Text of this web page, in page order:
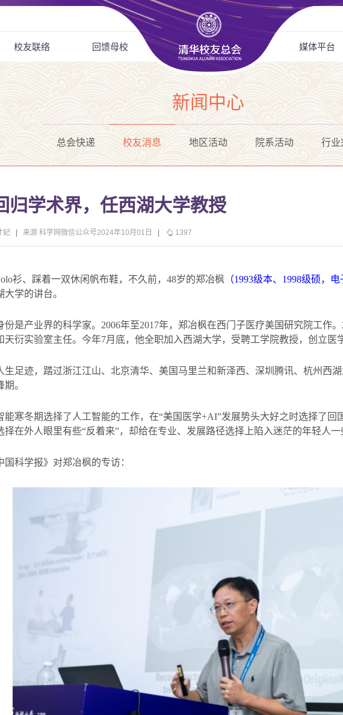
校友联络 回馈母校 媒体平台
新闻中心
总会快递 校友消息 地区活动 院系活动 行业
归学术界，任西湖大学教授
妃 来源 科学网微信公众号2024年10月01日 1397
衫、踩着一双休闲帆布鞋，不久前， 48岁的郑冶枫 （1993级本、 1998级硕，电
学的讲台。
份是产业界的科学家。 2006年至2017年，郑冶枫在西门子医疗美国研究院工作。
天衍实验室主任。今年7月底，他全职加入西湖大学，受聘工学院教授，创立医
生足迹，踏过浙江江山、北京清华、美国马里兰和新泽西、深圳腾讯、杭州西
。
能寒冬期选择了人工智能的工作，在“美国医学+AI”发展势头大好之时选择了回
择在外人眼里有些“反着来”，却给在专业、发展路径选择上陷入迷茫的年轻人
国科学报》对郑冶枫的专访：